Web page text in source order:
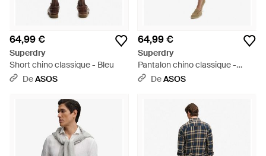
64,99 €
Superdry
Short chino classique - Bleu
DeASOS
64,99 €
Superdry
Pantalon chino classique -
Neutre
DeASOS